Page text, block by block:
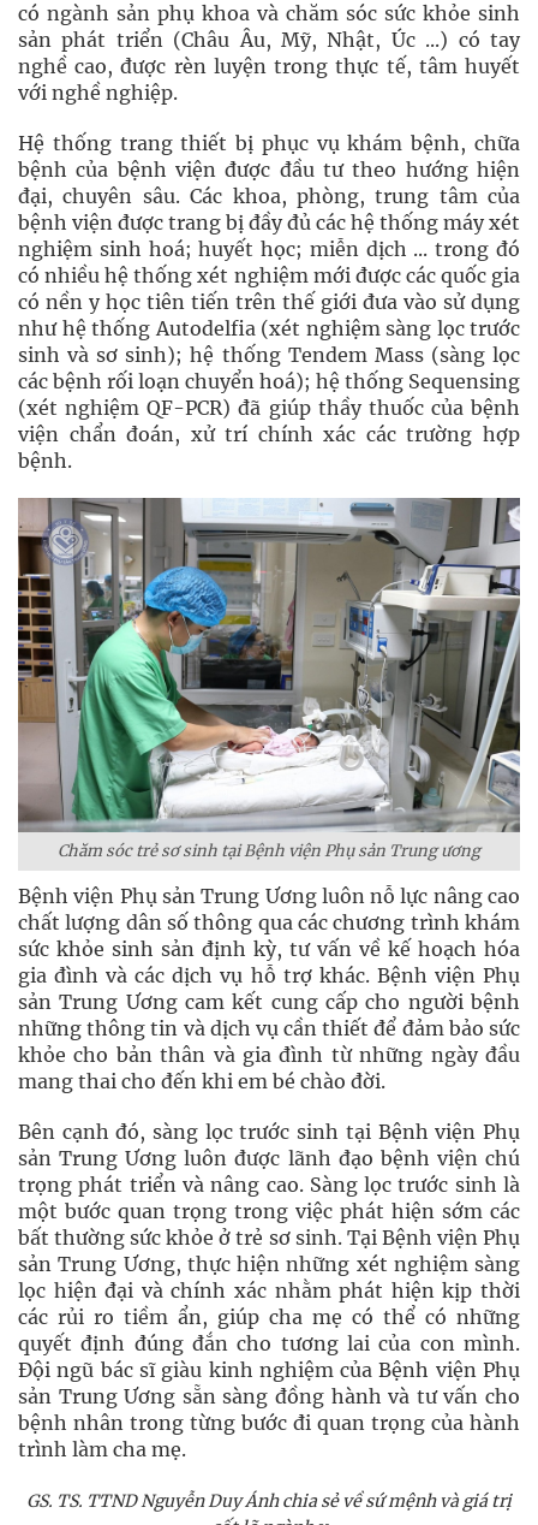
có ngành sản phụ khoa và chăm sóc sức khỏe sinh
sản phát triển (Châu Âu, Mỹ, Nhật, Úc ...) có tay
nghề cao, được rèn luyện trong thực tế, tâm huyết
với nghề nghiệp.
Hệ thống trang thiết bị phục vụ khám bệnh, chữa
bệnh của bệnh viện được đầu tư theo hướng hiện
đại, chuyên sâu. Các khoa, phòng, trung tâm của
bệnh viện được trang bị đầy đủ các hệ thống máy xét
nghiệm sinh hoá; huyết học; miễn dịch ... trong đó
có nhiều hệ thống xét nghiệm mới được các quốc gia
có nền y học tiên tiến trên thế giới đưa vào sử dụng
như hệ thống Autodelfia (xét nghiệm sàng lọc trước
sinh và sơ sinh); hệ thống Tendem Mass (sàng lọc
các bệnh rối loạn chuyển hoá); hệ thống Sequensing
(xét nghiệm QF-PCR) đã giúp thầy thuốc của bệnh
viện chẩn đoán, xử trí chính xác các trường hợp
bệnh.
Chăm sóc trẻ sơ sinh tại Bệnh viện Phụ sản Trung ương
Bệnh viện Phụ sản Trung Ương luôn nỗ lực nâng cao
chất lượng dân số thông qua các chương trình khám
sức khỏe sinh sản định kỳ, tư vấn về kế hoạch hóa
gia đình và các dịch vụ hỗ trợ khác. Bệnh viện Phụ
sản Trung Ương cam kết cung cấp cho người bệnh
những thông tin và dịch vụ cần thiết để đảm bảo sức
khỏe cho bản thân và gia đình từ những ngày đầu
mang thai cho đến khi em bé chào đời.
Bên cạnh đó, sàng lọc trước sinh tại Bệnh viện Phụ
sản Trung Ương luôn được lãnh đạo bệnh viện chú
trọng phát triển và nâng cao. Sàng lọc trước sinh là
một bước quan trọng trong việc phát hiện sớm các
bất thường sức khỏe ở trẻ sơ sinh. Tại Bệnh viện Phụ
sản Trung Ương, thực hiện những xét nghiệm sàng
lọc hiện đại và chính xác nhằm phát hiện kịp thời
các rủi ro tiềm ẩn, giúp cha mẹ có thể có những
quyết định đúng đắn cho tương lai của con mình.
Đội ngũ bác sĩ giàu kinh nghiệm của Bệnh viện Phụ
sản Trung Ương sẵn sàng đồng hành và tư vấn cho
bệnh nhân trong từng bước đi quan trọng của hành
trình làm cha mẹ.
GS. TS. TTND Nguyễn Duy Ánh chia sẻ về sứ mệnh và giá trị